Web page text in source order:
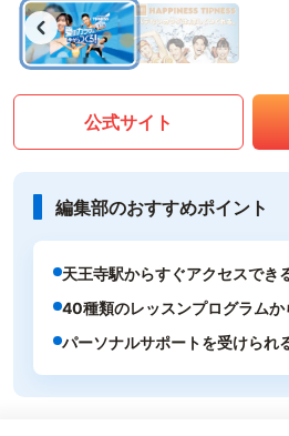
公式サイト
編集部のおすすめポイント
天王寺駅からすぐアクセスでき
40種類のレッスンプログラムか
パーソナルサポートを受けられ